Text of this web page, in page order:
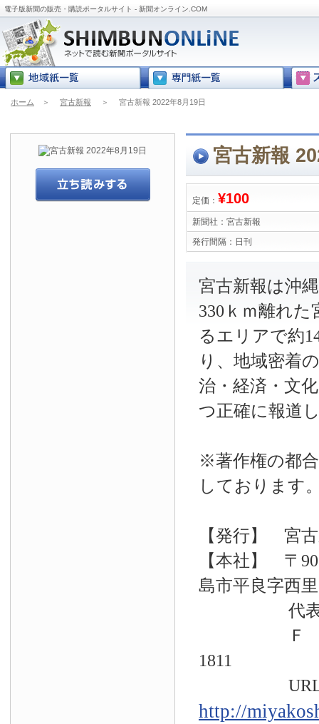
電子版新聞の販売・購読ポータルサイト - 新聞オンライン.COM
ホーム ＞ 宮古新報 ＞ 宮古新報 2022年8月19日
宮古新報
定価： ¥100
新聞社： 宮古新報
発行間隔： 日刊
宮古新報は沖
330ｋｍ離れ
るエリアで約
り、地域密着
治・経済・文
つ正確に報道
※著作権の都
しております
【発行】 宮
【本社】 〒
島市平良字西
代表電話
Ｆ Ａ
1811
URL
http://